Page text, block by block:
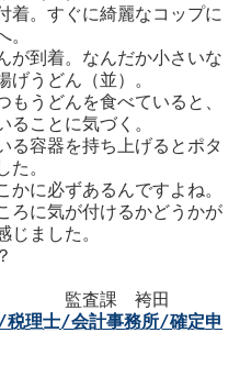
着。すぐに綺麗なコップに
が到着。なんだか小さいな
うどん（並）。
もうどんを食べていると、
ことに気づく。
る容器を持ち上げるとポタ
。
に必ずあるんですよね。
ろに気が付けるかどうかが
ました。
袴田
税理士/会計事務所/確定申